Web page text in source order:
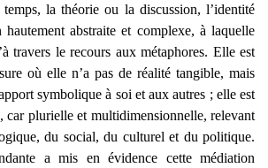
la théorie ou la discussion, l’identité
abstraite et complexe, à laquelle
travers le recours aux métaphores. Elle est
où elle n’a pas de réalité tangible, mais
symbolique à soi et aux autres ; elle est
car plurielle et multidimensionnelle, relevant
du social, du culturel et du politique.
a mis en évidence cette médiation